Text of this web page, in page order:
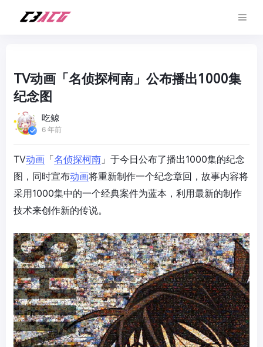
TV动画「名侦探柯南」公布播出1000集
纪念图
吃鲸
6 年前
TV动画 「名侦探柯南 」于今日公布了播出1000集的纪念
图，同时宣布动画将重新制作一个纪念章回，故事内容将
采用1000集中的一个经典案件为蓝本，利用最新的制作
技术来创作新的传说。